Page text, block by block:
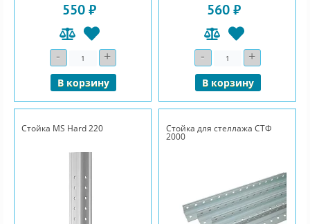
550 ₽
- Количество+
В корзину
560 ₽
- Количество+
В корзину
Стойка MS Hard 220 Стойка для стеллажа СТФ
2000